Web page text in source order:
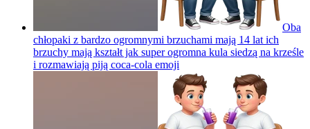
Oba
chłopaki z bardzo ogromnymi brzuchami mają 14 lat ich
brzuchy mają kształt jak super ogromna kula siedzą na krześle
i rozmawiają piją coca-cola emoji